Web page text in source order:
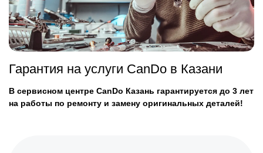
Гарантия на услуги CanDo в Казани
В сервисном центре CanDo Казань гарантируется до 3 лет
на работы по ремонту и замену оригинальных деталей!